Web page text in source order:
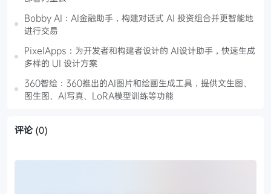
Bobby AI：AI金融助手，构建对话式 AI 投资组合并更智能地
进行交易
PixelApps：为开发者和构建者设计的 AI设计助手，快速生成
多样的 UI 设计方案
360智绘：360推出的AI图片和绘画生成工具，提供文生图、
图生图、AI写真、LoRA模型训练等功能
评论 (0)